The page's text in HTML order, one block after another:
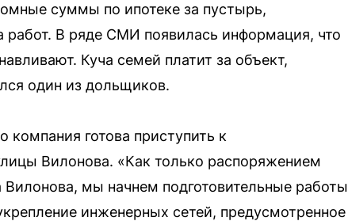
суммы по ипотеке за пустырь,
работ. В ряде СМИ появилась информация, что
Куча семей платит за объект,
один из дольщиков.
готова приступить к
Вилонова. «Как только распоряжением
мы начнем подготовительные работы
инженерных сетей, предусмотренное